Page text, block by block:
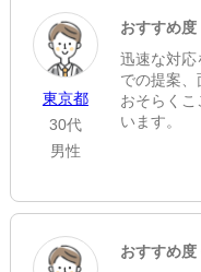
東京都
30代
男性
おすすめ度
迅速な対応
での提案
おそらく
います。
おすすめ度